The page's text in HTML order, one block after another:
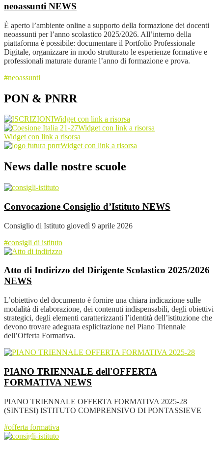
neoassunti NEWS
È aperto l’ambiente online a supporto della formazione dei docenti
neoassunti per l’anno scolastico 2025/2026. All’interno della
piattaforma è possibile: documentare il Portfolio Professionale
Digitale, organizzare in modo strutturato le esperienze formative e
professionali maturate durante l’anno di formazione e prova.
#neoassunti
PON & PNRR
Widget con link a risorsa
Widget con link a risorsa
Widget con link a risorsa
Widget con link a risorsa
News dalle nostre scuole
Convocazione Consiglio d’Istituto NEWS
Consiglio di Istituto giovedì 9 aprile 2026
#consigli di istituto
Atto di Indirizzo del Dirigente Scolastico 2025/2026
NEWS
L’obiettivo del documento è fornire una chiara indicazione sulle
modalità di elaborazione, dei contenuti indispensabili, degli obiettivi
strategici, degli elementi caratterizzanti l’identità dell’istituzione che
devono trovare adeguata esplicitazione nel Piano Triennale
dell’Offerta Formativa.
PIANO TRIENNALE dell'OFFERTA
FORMATIVA NEWS
PIANO TRIENNALE OFFERTA FORMATIVA 2025-28
(SINTESI) ISTITUTO COMPRENSIVO DI PONTASSIEVE
#offerta formativa